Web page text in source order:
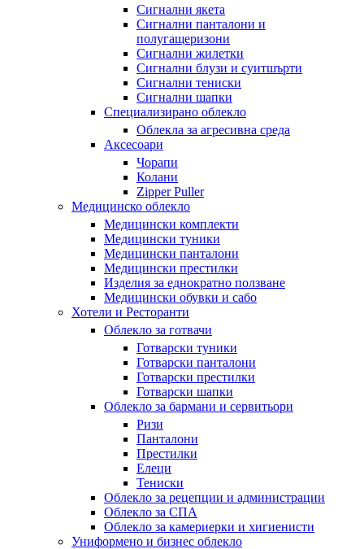
Сигнални якета
Сигнални панталони и
полугащеризони
Сигнални жилетки
Сигнални блузи и суитшърти
Сигнални тениски
Сигнални шапки
Специализирано облекло
Облекла за агресивна среда
Аксесоари
Чорапи
Колани
Zipper Puller
Медицинско облекло
Медицински комплекти
Медицински туники
Медицински панталони
Медицински престилки
Изделия за еднократно ползване
Медицински обувки и сабо
Хотели и Ресторанти
Облекло за готвачи
Готварски туники
Готварски панталони
Готварски престилки
Готварски шапки
Облекло за бармани и сервитьори
Ризи
Панталони
Престилки
Елеци
Тениски
Облекло за рецепции и администрации
Облекло за СПА
Облекло за камериерки и хигиенисти
Униформено и бизнес облекло